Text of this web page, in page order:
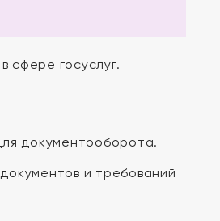
сфере госуслуг.
документооборота.
и требований